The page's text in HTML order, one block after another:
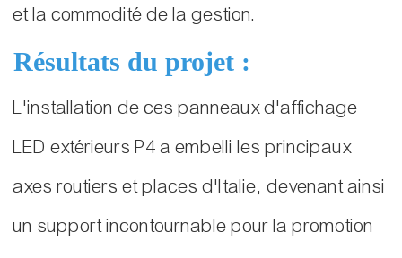
et la commodité de la gestion.
Résultats du projet :
L'installation de ces panneaux d'affichage
LED extérieurs P4 a embelli les principaux
axes routiers et places d'Italie, devenant ainsi
un support incontournable pour la promotion